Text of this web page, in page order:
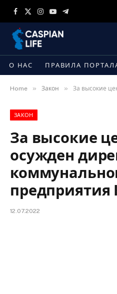
Facebook
X
Instagram
YouTubeTelegram
О НАС ПРАВИЛА
Home » Закон » За высокие цены на воду
ЗАКОН
За высокие
осужден
предприятия
12.07.2022